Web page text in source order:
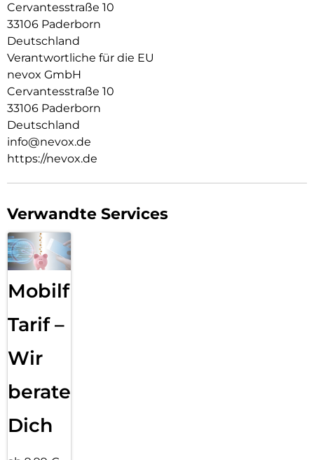
Beim Umklappen der Frontklappe wird diese ebenfalls durch
die Magneten auf der Rückseite fixiert, somit ist ein
bequemes Telefonieren und Bedienen sichergestellt.
Aussen Material: PU
Innen Material : PU
Schutzhülle innen: TPU
Cervantesstraße 10
33106 Paderborn
Deutschland
Verantwortliche für die EU
nevox GmbH
Cervantesstraße 10
33106 Paderborn
Deutschland
info@nevox.de
https://nevox.de
Verwandte Services
Mobilfunk
Tarif –
Wir
beraten
Dich